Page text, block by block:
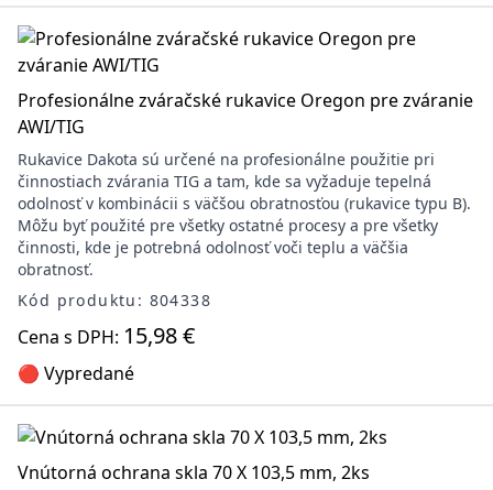
Profesionálne zváračské rukavice Oregon pre zváranie
AWI/TIG
Rukavice Dakota sú určené na profesionálne použitie pri
činnostiach zvárania TIG a tam, kde sa vyžaduje tepelná
odolnosť v kombinácii s väčšou obratnosťou (rukavice typu B).
Môžu byť použité pre všetky ostatné procesy a pre všetky
činnosti, kde je potrebná odolnosť voči teplu a väčšia
obratnosť.
Kód produktu: 804338
Cena s DPH: 15,98 €
🔴 Vypredané
Vnútorná ochrana skla 70 X 103,5 mm, 2ks